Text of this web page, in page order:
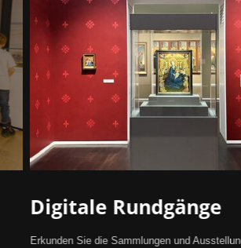
Digitale Rundgänge
Erkunden Sie die Sammlungen und